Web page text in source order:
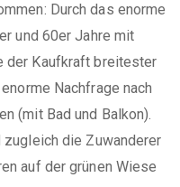
Durch das enorme
und 60er Jahre mit
der Kaufkraft breitester
Nachfrage nach
(mit Bad und Balkon).
die Zuwanderer
auf der grünen Wiese